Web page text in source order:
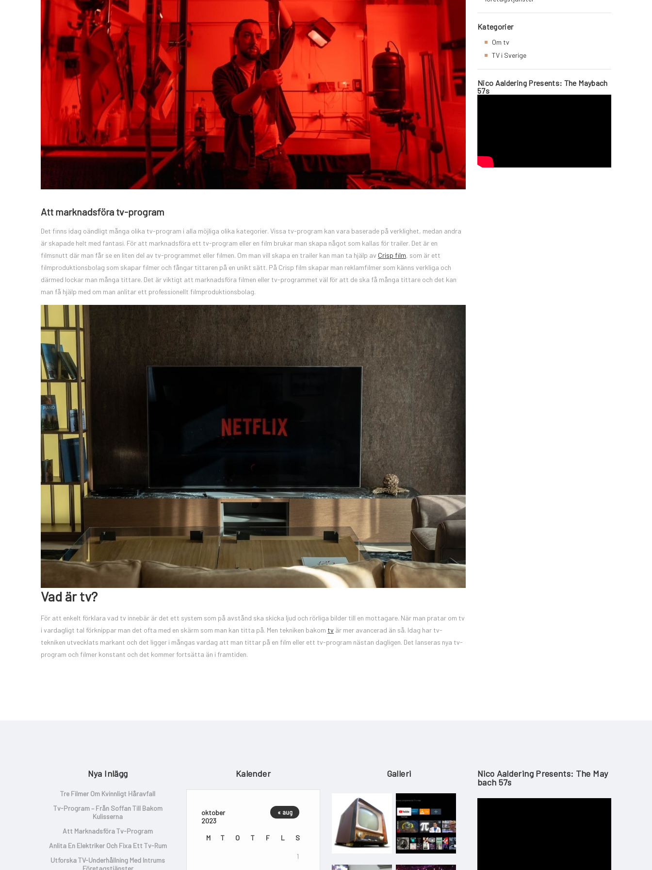
Att marknadsföra tv-program
Det finns idag oändligt många olika tv-program i alla möjliga olika kategorier. Vissa tv-program kan vara baserade på verklighet, medan andra
är skapade helt med fantasi. För att marknadsföra ett tv-program eller en film brukar man skapa något som kallas för trailer. Det är en
filmsnutt där man får se en liten del av tv-programmet eller filmen. Om man vill skapa en trailer kan man ta hjälp av Crisp film, som är ett
filmproduktionsbolag som skapar filmer och fångar tittaren på en unikt sätt. På Crisp film skapar man reklamfilmer som känns verkliga och
därmed lockar man många tittare. Det är viktigt att marknadsföra filmen eller tv-programmet väl för att de ska få många tittare och det kan
man få hjälp med om man anlitar ett professionellt filmproduktionsbolag.
Vad är tv?
För att enkelt förklara vad tv innebär är det ett system som på avstånd ska skicka ljud och rörliga bilder till en mottagare. När man pratar om tv
i vardagligt tal förknippar man det ofta med en skärm som man kan titta på. Men tekniken bakom tv är mer avancerad än så. Idag har tv-
tekniken utvecklats markant och det ligger i mångas vardag att man tittar på en film eller ett tv-program nästan dagligen. Det lanseras nya tv-
program och filmer konstant och det kommer fortsätta än i framtiden.
Kategorier
Om tv
TV i Sverige
Nico Aaldering Presents: The Maybach
57s
Nya Inlägg
Tre Filmer Om Kvinnligt Håravfall
Tv-Program – Från Soffan Till Bakom
Kulisserna
Att Marknadsföra Tv-Program
Anlita En Elektriker Och Fixa Ett Tv-Rum
Utforska TV-Underhållning Med Intrums
Kalender
oktober
2023
M T O T F L S
1
« aug
Galleri
Nico Aaldering Presents: The May
Bach 57s